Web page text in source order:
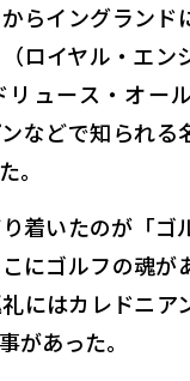
らイングランド
ロイヤル・エン
リュース・オー
などで知られる
。
着いたのが「ゴ
にゴルフの魂が
にはカレドニア
があった。